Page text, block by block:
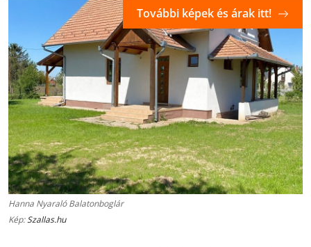
Hanna Nyaraló Balatonboglár
Kép:Szallas.hu
További képek és árak itt!